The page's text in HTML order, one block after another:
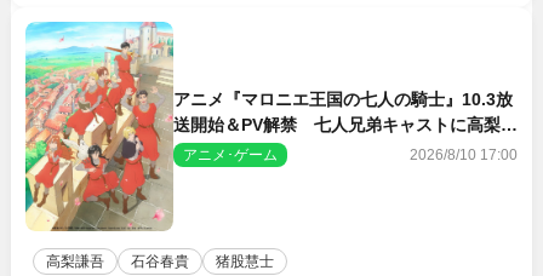
アニメ『マロニエ王国の七人の騎士』10.3放
送開始＆PV解禁 七人兄弟キャストに高梨謙
吾、川島零士ら
アニメ･ゲーム 2026/8/10 17:00
高梨謙吾 石谷春貴 猪股慧士